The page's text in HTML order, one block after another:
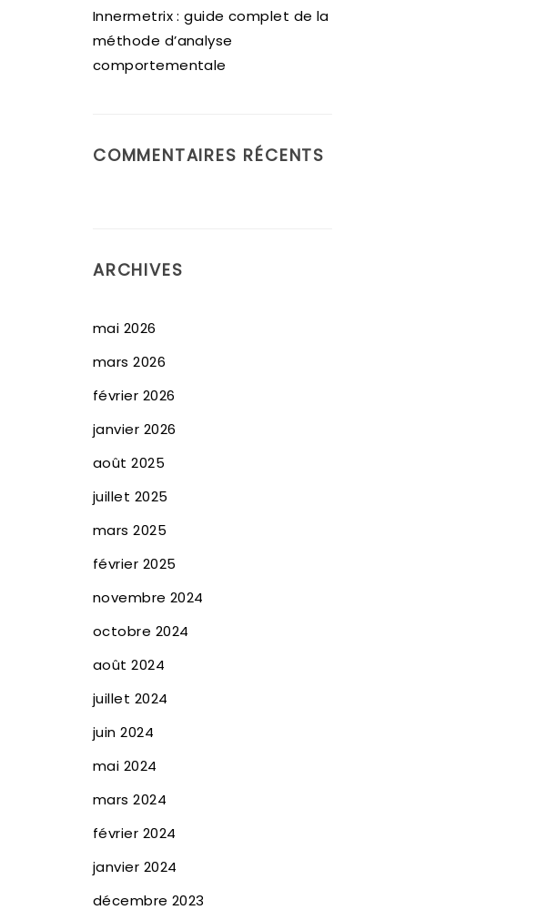
Innermetrix : guide complet de la
méthode d’analyse
comportementale
COMMENTAIRES RÉCENTS
ARCHIVES
mai 2026
mars 2026
février 2026
janvier 2026
août 2025
juillet 2025
mars 2025
février 2025
novembre 2024
octobre 2024
août 2024
juillet 2024
juin 2024
mai 2024
mars 2024
février 2024
janvier 2024
décembre 2023